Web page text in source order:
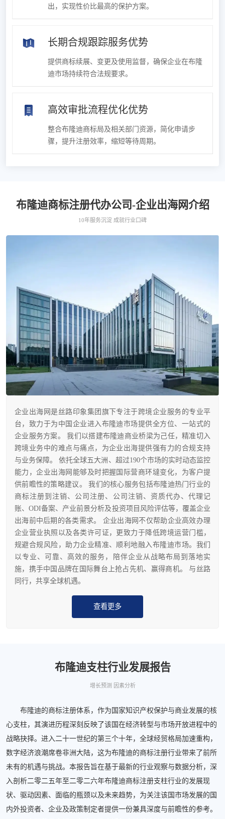
出，实现性价比最高的保护方案。
长期合规跟踪服务优势
提供商标续展、变更及使用监督，确保企业在布隆
迪市场持续符合法规要求。
高效审批流程优化优势
整合布隆迪商标局及相关部门资源，简化申请步
骤，提升注册效率，缩短等待周期。
布隆迪商标注册代办公司-企业出海网介绍
10年服务沉淀 成就行业口碑
企业出海网是丝路印象集团旗下专注于跨境企业服务的专业平
台，致力于为中国企业进入布隆迪市场提供全方位、一站式的
企业服务方案。 我们以搭建布隆迪商业桥梁为己任，精准切入
跨境业务中的难点与痛点，为企业出海提供强有力的合规支持
与业务保障。 依托全球五大洲、超过190个市场的实时动态监控
能力，企业出海网能够及时把握国际营商环墶变化，为客户提
供前瞻性的策略建议。 我们的核心服务包括布隆迪热门行业的
商标注册到注销、公司注册、公司注销、资质代办、代理记
账、ODI备案、产业前景分析及投资项目风险评估等，覆盖企业
出海前中后期的各类需求。 企业出海网不仅帮助企业高效办理
企业营业执照以及各类许可证，更致力于降低跨境运营门槛，
规避合规风险，助力企业精准、顺利地融入布隆迪市场。我们
以专业、可靠、高效的服务，陪伴企业从战略布局到落地实
施，携手中国品牌在国际舞台上抢占先机、赢得商机。 与丝路
同行，共享全球机遇。
查看更多
布隆迪支柱行业发展报告
增长预测 因素分析
布隆迪的商标注册体系，作为国家知识产权保护与商业发展的核
心支柱，其演进历程深刻反映了该国在经济转型与市场开放进程中的
战略抉择。进入二十一世纪的第三个十年，全球经贸格局加速重构，
数字经济浪潮席卷非洲大陆，这为布隆迪的商标注册行业带来了前所
未有的机遇与挑战。本报告旨在基于最新的行业观察与数据分析，深
入剖析二零二五年至二零二六年布隆迪商标注册支柱行业的发展现
状、驱动因素、面临的瓶颈以及未来趋势，为关注该国市场发展的国
内外投资者、企业及政策制定者提供一份兼具深度与前瞻性的参考。